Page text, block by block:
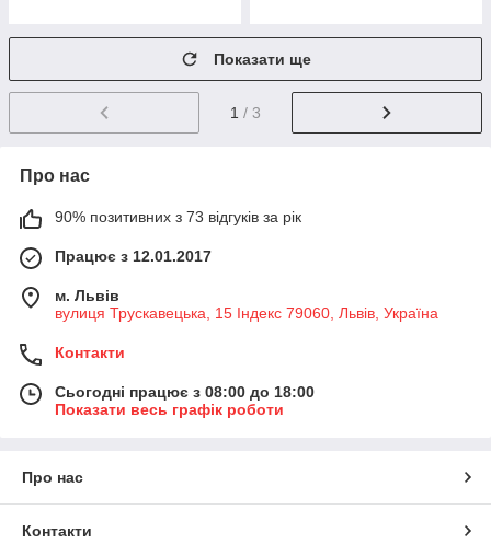
Показати ще
1 / 3
Про нас
90% позитивних з 73 відгуків за рік
Працює з 12.01.2017
м. Львів
вулиця Трускавецька, 15 Індекс 79060, Львів, Україна
Контакти
Сьогодні працює з 08:00 до 18:00
Показати весь графік роботи
Про нас
Контакти